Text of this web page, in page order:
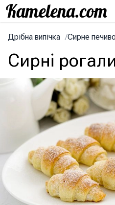
Дрібна випічка /Сирне
Сирні